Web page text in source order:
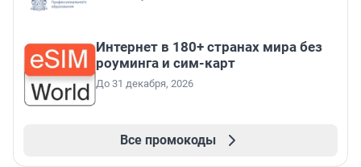
Интернет в 180+ странах мира без
роуминга и сим-карт
До 31 декабря, 2026
Все промокоды